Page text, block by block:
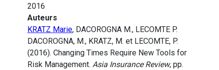
2016
Auteurs
KRATZ Marie, DACOROGNA M., LECOMTE P.
DACOROGNA, M., KRATZ, M. et LECOMTE, P.
(2016). Changing Times Require New Tools for
Risk Management. Asia Insurance Review, pp.